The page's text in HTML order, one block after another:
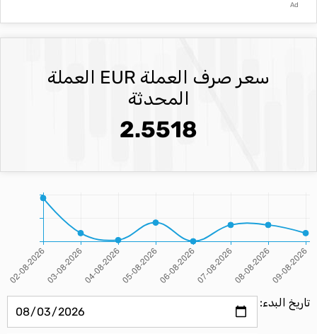
Ad
سعر صرف العملة EUR العملة
المحدثة
2.5518
تاريخ البدء: